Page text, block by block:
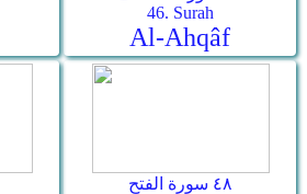
46. Surah
Al-Ahqâf
٤٨ سورة الفتح